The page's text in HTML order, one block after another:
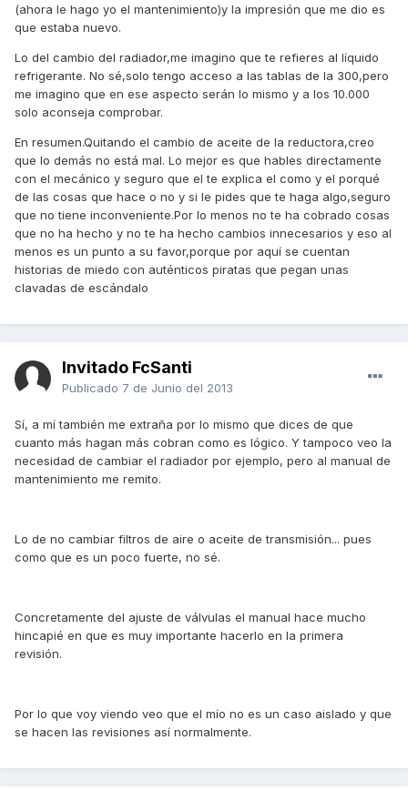
(ahora le hago yo el mantenimiento)y la impresión que me dio es
que estaba nuevo.
Lo del cambio del radiador,me imagino que te refieres al líquido
refrigerante. No sé,solo tengo acceso a las tablas de la 300,pero
me imagino que en ese aspecto serán lo mismo y a los 10.000
solo aconseja comprobar.
En resumen.Quitando el cambio de aceite de la reductora,creo
que lo demás no está mal. Lo mejor es que hables directamente
con el mecánico y seguro que el te explica el como y el porqué
de las cosas que hace o no y si le pides que te haga algo,seguro
que no tiene inconveniente.Por lo menos no te ha cobrado cosas
que no ha hecho y no te ha hecho cambios innecesarios y eso al
menos es un punto a su favor,porque por aquí se cuentan
historias de miedo con auténticos piratas que pegan unas
clavadas de escándalo
Invitado FcSanti
Publicado 7 de Junio del 2013
Sí, a mí también me extraña por lo mismo que dices de que
cuanto más hagan más cobran como es lógico. Y tampoco veo la
necesidad de cambiar el radiador por ejemplo, pero al manual de
mantenimiento me remito.
Lo de no cambiar filtros de aire o aceite de transmisión... pues
como que es un poco fuerte, no sé.
Concretamente del ajuste de válvulas el manual hace mucho
hincapié en que es muy importante hacerlo en la primera
revisión.
Por lo que voy viendo veo que el mío no es un caso aislado y que
se hacen las revisiones así normalmente.